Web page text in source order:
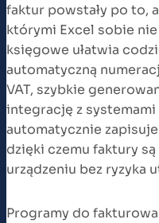
faktur powstały po to,
którymi Excel sobie
księgowe ułatwia
automatyczną
VAT, szybkie
integrację z
automatycznie
dzięki czemu faktury
urządzeniu bez ryzyka
Programy do